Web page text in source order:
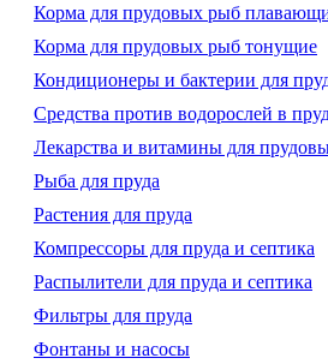
Корма для прудовых рыб
Корма для прудовых рыб тонущие
Кондиционеры и бактерии для
Средства против водорослей в
Лекарства и витамины для
Рыба для пруда
Растения для пруда
Компрессоры для пруда и септика
Распылители для пруда и септика
Фильтры для пруда
Фонтаны и насосы